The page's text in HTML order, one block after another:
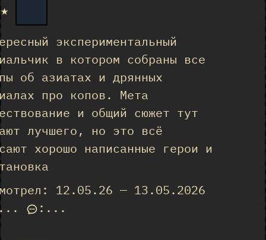
экспериментальный
в котором собраны все
об азиатах и дрянных
про копов. Мета
и общий сюжет тут
лучшего, но это всё
хорошо написанные герои и
12.05.26 — 13.05.2026
: ...